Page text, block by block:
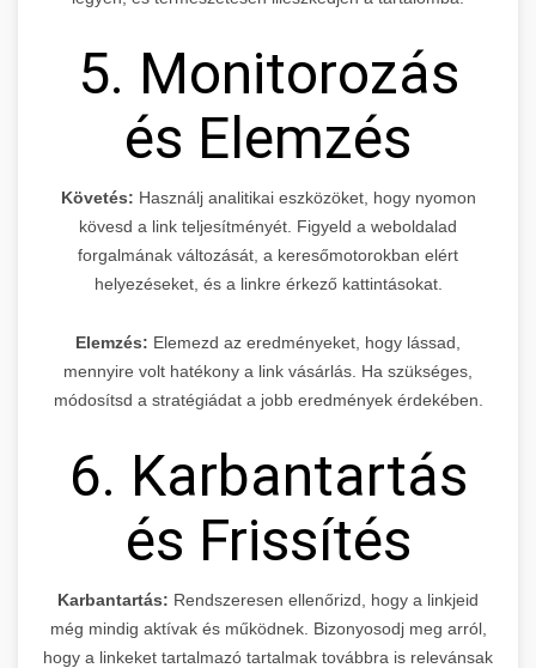
5. Monitorozás
és Elemzés
Követés: Használj analitikai eszközöket, hogy nyomon
kövesd a link teljesítményét. Figyeld a weboldalad
forgalmának változását, a keresőmotorokban elért
helyezéseket, és a linkre érkező kattintásokat.
Elemzés: Elemezd az eredményeket, hogy lássad,
mennyire volt hatékony a link vásárlás. Ha szükséges,
módosítsd a stratégiádat a jobb eredmények érdekében.
6. Karbantartás
és Frissítés
Karbantartás: Rendszeresen ellenőrizd, hogy a linkjeid
még mindig aktívak és működnek. Bizonyosodj meg arról,
hogy a linkeket tartalmazó tartalmak továbbra is relevánsak